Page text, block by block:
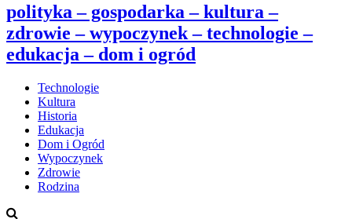
polityka – gospodarka – kultura –
zdrowie – wypoczynek – technologie –
edukacja – dom i ogród
Technologie
Kultura
Historia
Edukacja
Dom i Ogród
Wypoczynek
Zdrowie
Rodzina